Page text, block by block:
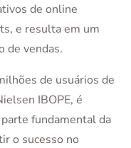
de online
e resulta em um
de vendas.
de usuários de
IBOPE, é
fundamental da
o sucesso no